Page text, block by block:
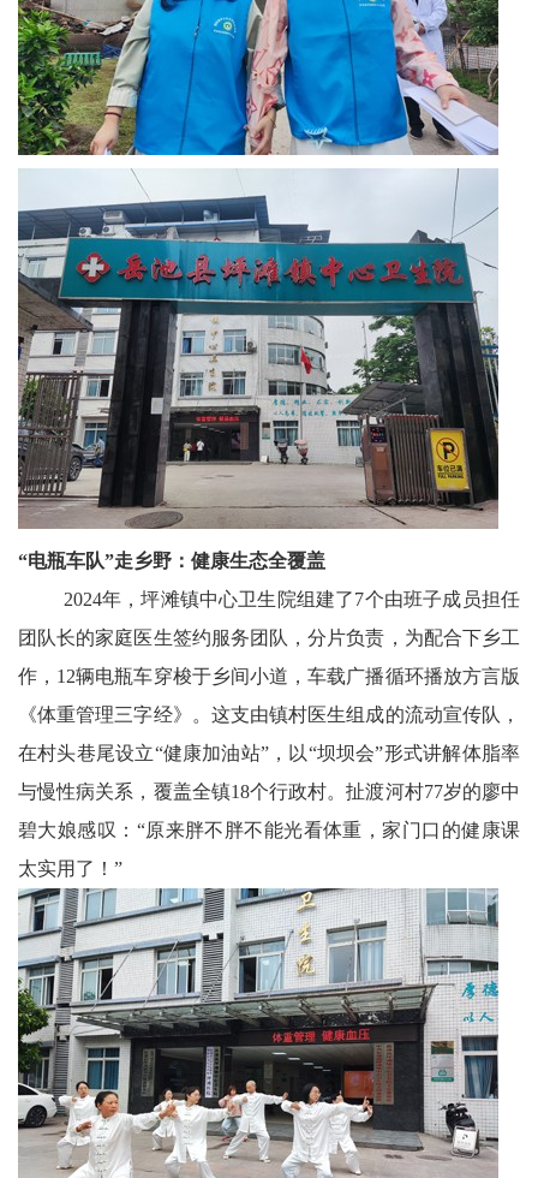
“电瓶车队”走乡野：健康生态全覆盖
2024年，坪滩镇中心卫生院组建了7个由班子成员担任
团队长的家庭医生签约服务团队，分片负责，为配合下乡工
作，12辆电瓶车穿梭于乡间小道，车载广播循环播放方言版
《体重管理三字经》。这支由镇村医生组成的流动宣传队，
在村头巷尾设立“健康加油站”，以“坝坝会”形式讲解体脂率
与慢性病关系，覆盖全镇18个行政村。扯渡河村77岁的廖中
碧大娘感叹：“原来胖不胖不能光看体重，家门口的健康课
太实用了！”